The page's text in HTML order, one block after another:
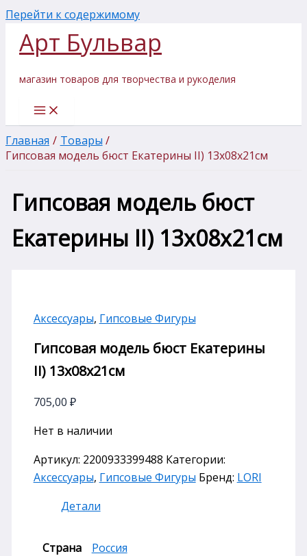
Перейти к содержимому
Арт Бульвар
магазин товаров для творчества и рукоделия
Главная
Товары
Гипсовая модель бюст Екатерины II) 13х08х21см
Гипсовая модель бюст
Екатерины II) 13х08х21см
Аксессуары, Гипсовые Фигуры
Гипсовая модель бюст Екатерины
II) 13х08х21см
705,00 ₽
Нет в наличии
Артикул: 2200933399488 Категории:
Аксессуары, Гипсовые Фигуры Бренд: LORI
Детали
Страна Россия